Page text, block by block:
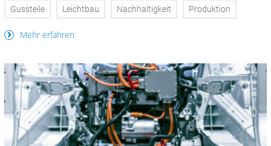
Gussteile Leichtbau Nachhaltigkeit Produktion
Mehr erfahren